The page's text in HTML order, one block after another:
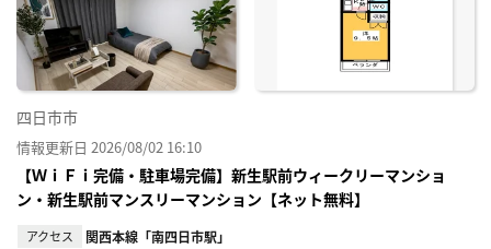
四日市市
情報更新日 2026/08/02 16:10
【ＷｉＦｉ完備・駐車場完備】新生駅前ウィークリーマンショ
ン・新生駅前マンスリーマンション【ネット無料】
アクセス 関西本線「南四日市駅」